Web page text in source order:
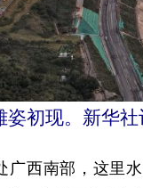
姿初现。新华
西南部，这里水